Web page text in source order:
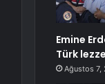
Emine
Türk
Ağustos 7,